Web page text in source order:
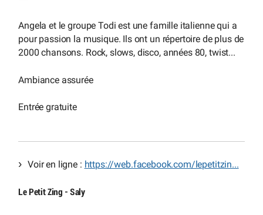
Angela et le groupe Todi est une famille italienne qui a
pour passion la musique. Ils ont un répertoire de plus de
2000 chansons. Rock, slows, disco, années 80, twist...
Ambiance assurée
Entrée gratuite
Voir en ligne : https://web.facebook.com/lepetitzin...
Le Petit Zing - Saly